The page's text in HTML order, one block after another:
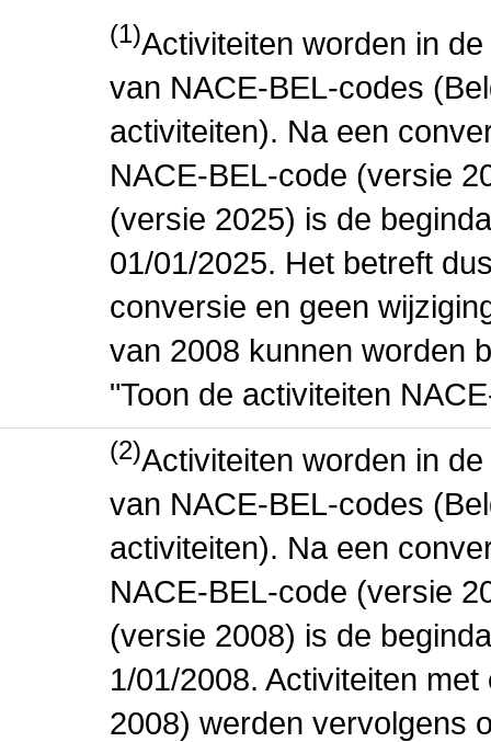
(1)Activiteiten worden in
van NACE-BEL-codes
activiteiten). Na een
NACE-BEL-code (versie
(versie 2025) is de
01/01/2025. Het betreft
conversie en geen
van 2008 kunnen worden
"Toon de activiteiten
(2)Activiteiten worden in
van NACE-BEL-codes
activiteiten). Na een
NACE-BEL-code (versie
(versie 2008) is de
1/01/2008. Activiteiten
2008) werden vervolgens